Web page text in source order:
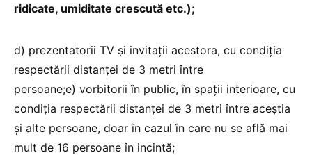
ridicate, umiditate crescută etc.);
d) prezentatorii TV și invitații acestora, cu condiția
respectării distanței de 3 metri între
persoane;e) vorbitorii în public, în spații interioare, cu
condiția respectării distanței de 3 metri între aceștia
și alte persoane, doar în cazul în care nu se află mai
mult de 16 persoane în incintă;